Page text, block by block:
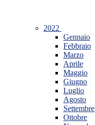
2022
Gennaio
Febbraio
Marzo
Aprile
Maggio
Giugno
Luglio
Agosto
Settembre
Ottobre